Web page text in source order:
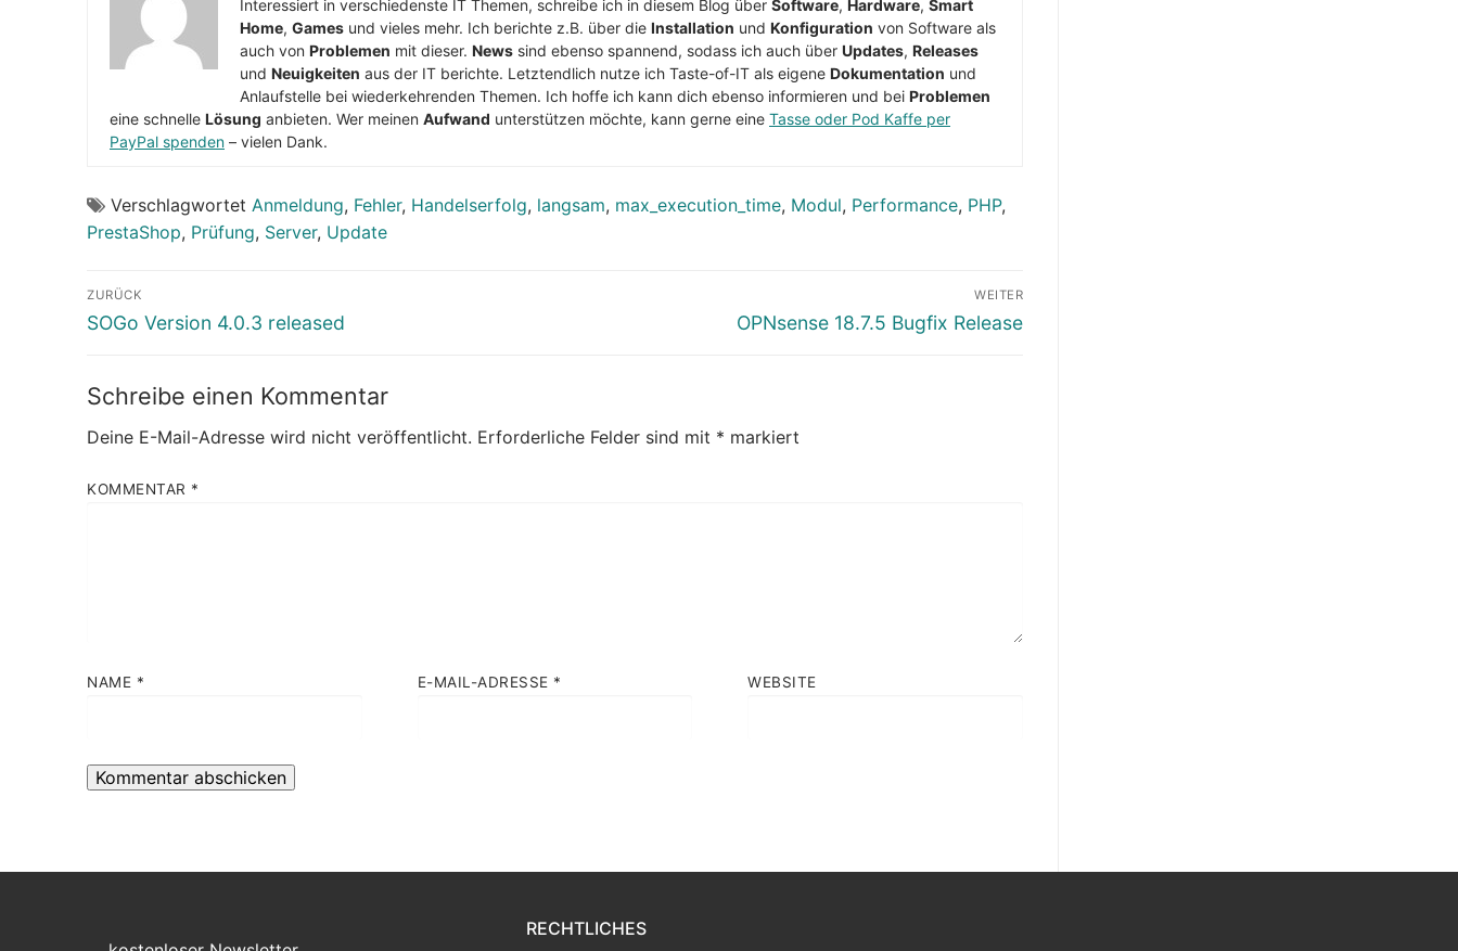
Interessiert in verschiedenste IT Themen, schreibe ich in diesem Blog über Software, Hardware, Smart
Home, Games und vieles mehr. Ich berichte z.B. über die Installation und Konfiguration von Software als
auch von Problemen mit dieser. News sind ebenso spannend, sodass ich auch über Updates, Releases
und Neuigkeiten aus der IT berichte. Letztendlich nutze ich Taste-of-IT als eigene Dokumentation und
Anlaufstelle bei wiederkehrenden Themen. Ich hoffe ich kann dich ebenso informieren und bei Problemen
eine schnelle Lösung anbieten. Wer meinen Aufwand unterstützen möchte, kann gerne eine Tasse oder Pod Kaffe per
PayPal spenden – vielen Dank.
Verschlagwortet Anmeldung, Fehler, Handelserfolg, langsam, max_execution_time, Modul, Performance, PHP,
PrestaShop, Prüfung, Server, Update
Beitragsnavigation
ZURÜCK
Vorheriger
SOGo Version 4.0.3 released
WEITER
Nächster
OPNsense 18.7.5 Bugfix Release
Schreibe einen Kommentar
Deine E-Mail-Adresse wird nicht veröffentlicht. Erforderliche Felder sind mit * markiert
KOMMENTAR *
NAME * E-MAIL-ADRESSE * WEBSITE
RECHTLICHES